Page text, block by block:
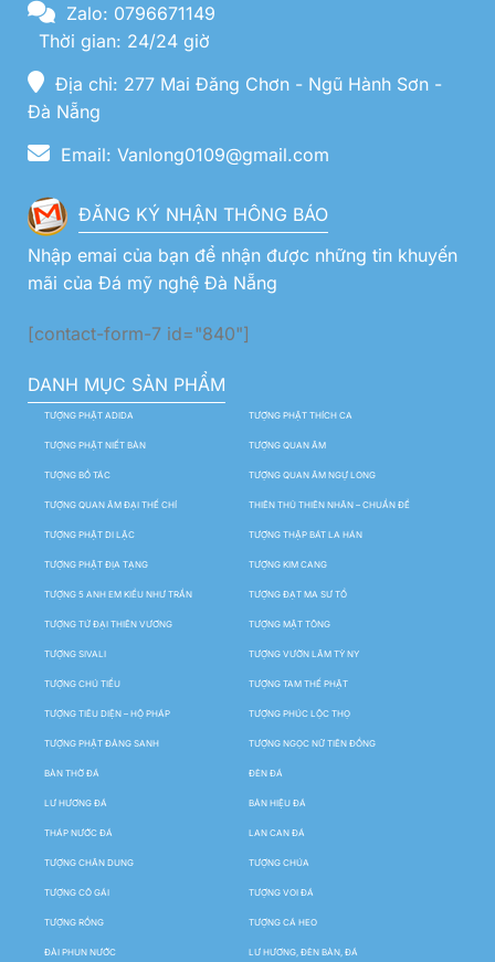
Zalo: 0796671149
Thời gian: 24/24 giờ
Địa chỉ: 277 Mai Đăng Chơn - Ngũ Hành Sơn -
Đà Nẵng
Email: Vanlong0109@gmail.com
ĐĂNG KÝ NHẬN THÔNG BÁO
Nhập emai của bạn để nhận được những tin khuyến
mãi của Đá mỹ nghệ Đà Nẵng
[contact-form-7 id="840"]
DANH MỤC SẢN PHẨM
TƯỢNG PHẬT ADIDA TƯỢNG PHẬT THÍCH CA
TƯỢNG PHẬT NIẾT BÀN TƯỢNG QUAN ÂM
TƯỢNG BỒ TÁC TƯỢNG QUAN ÂM NGỰ LONG
TƯỢNG QUAN ÂM ĐẠI THẾ CHÍ THIÊN THỦ THIÊN NHÃN – CHUẨN ĐỀ
TƯỢNG PHẬT DI LẶC TƯỢNG THẬP BÁT LA HÁN
TƯỢNG PHẬT ĐỊA TẠNG TƯỢNG KIM CANG
TƯỢNG 5 ANH EM KIỀU NHƯ TRẦN TƯỢNG ĐẠT MA SƯ TỔ
TƯỢNG TỨ ĐẠI THIÊN VƯƠNG TƯỢNG MẬT TÔNG
TƯỢNG SIVALI TƯỢNG VƯỜN LÂM TỲ NY
TƯỢNG CHÚ TIỂU TƯỢNG TAM THẾ PHẬT
TƯỢNG TIÊU DIỆN – HỘ PHÁP TƯỢNG PHÚC LỘC THỌ
TƯỢNG PHẬT ĐẢNG SANH TƯỢNG NGỌC NỮ TIÊN ĐỒNG
BÀN THỜ ĐÁ ĐÈN ĐÁ
LƯ HƯƠNG ĐÁ BẢN HIỆU ĐÁ
THÁP NƯỚC ĐÁ LAN CAN ĐÁ
TƯỢNG CHÂN DUNG TƯỢNG CHÚA
TƯỢNG CÔ GÁI TƯỢNG VOI ĐÁ
TƯỢNG RỒNG TƯỢNG CÁ HEO
ĐÀI PHUN NƯỚC LƯ HƯƠNG, ĐÈN BÀN, ĐÁ